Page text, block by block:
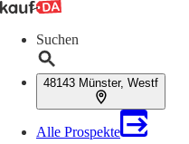
Suchen
48143 Münster, Westf
Alle Prospekte